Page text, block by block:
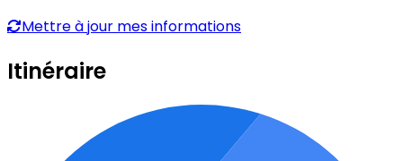
Mettre à jour mes informations
Itinéraire